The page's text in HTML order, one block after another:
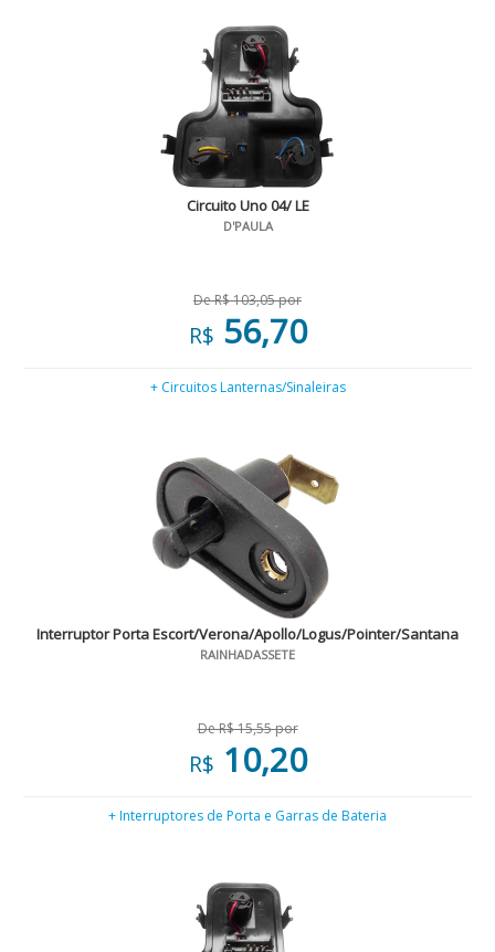
Circuito Uno 04/ LE
D'PAULA
De R$ 103,05 por
R$ 56,70
+ Circuitos Lanternas/Sinaleiras
Interruptor Porta Escort/Verona/Apollo/Logus/Pointer/Santana
RAINHADASSETE
De R$ 15,55 por
R$ 10,20
+ Interruptores de Porta e Garras de Bateria